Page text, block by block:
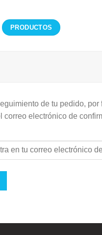
PRODUCTOS
de tu pedido,
correo electrónico de